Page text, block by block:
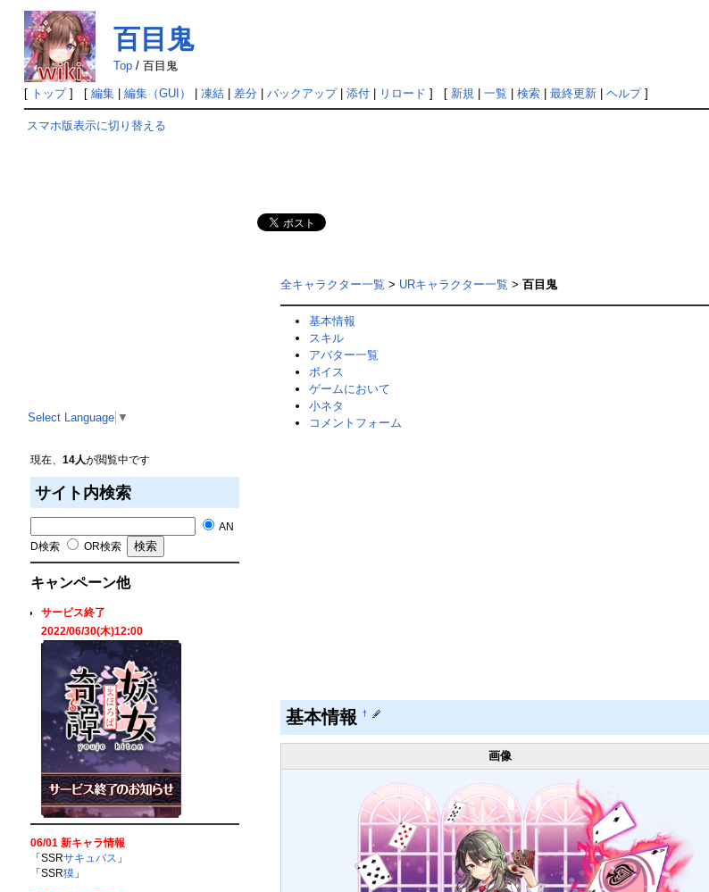
百目鬼
Top/ 百目鬼
[ トップ] [ 編集| 編集（GUI） 凍結| 差分| バックアップ| 添付| リロード ] [ 新規| 一覧 検索| 最終更新| ヘルプ]
スマホ版表示に切り替える
Select Language ▼
現在、 14人が閲覧中です
サイト内検索
AN
D検索
OR検索
キャンペーン他
サービス終了
2022/06/30(木)12:00
06/01 新キャラ情報
「SSRサキュバス 」
「SSR獏」
全キャラクター一覧 > URキャラクター一覧 > 百目鬼
基本情報
スキル
アバター一覧
ボイス
ゲームにおいて
小ネタ
コメントフォーム
基本情報 †
画像